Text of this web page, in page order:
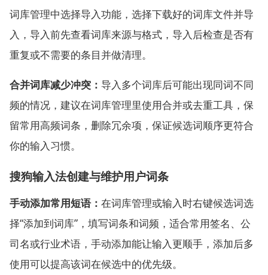
词库管理中选择导入功能，选择下载好的词库文件并导
入，导入前先查看词库来源与格式，导入后检查是否有
重复或不需要的条目并做清理。
合并词库减少冲突： 导入多个词库后可能出现同词不同
频的情况，建议在词库管理里使用合并或去重工具，保
留常用高频词条，删除冗余项，保证候选词顺序更符合
你的输入习惯。
搜狗输入法创建与维护用户词条
手动添加常用短语： 在词库管理或输入时右键候选词选
择“添加到词库”，填写词条和词频，适合常用签名、公
司名或行业术语，手动添加能让输入更顺手，添加后多
使用可以提高该词在候选中的优先级。